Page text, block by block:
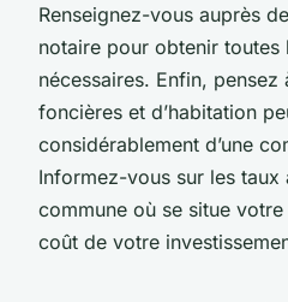
Renseignez-vous auprès
notaire pour obtenir toutes
nécessaires. Enfin,
foncières et d’habitation
considérablement d’une
Informez-vous sur les taux
commune où se situe
coût de votre